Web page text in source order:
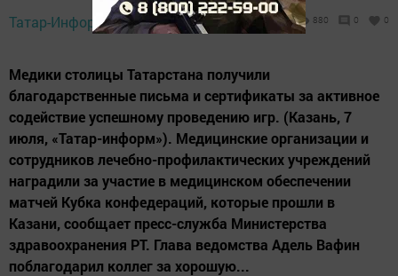
Татар-Информ, 7 июля 2017 - 10:33 880 0 0
Медики столицы Татарстана получили
благодарственные письма и сертификаты за активное
содействие успешному проведению игр. (Казань, 7
июля, «Татар-информ»). Медицинские организации и
сотрудников лечебно-профилактических учреждений
наградили за участие в медицинском обеспечении
матчей Кубка конфедераций, которые прошли в
Казани, сообщает пресс-служба Министерства
здравоохранения РТ. Глава ведомства Адель Вафин
поблагодарил коллег за хорошую...